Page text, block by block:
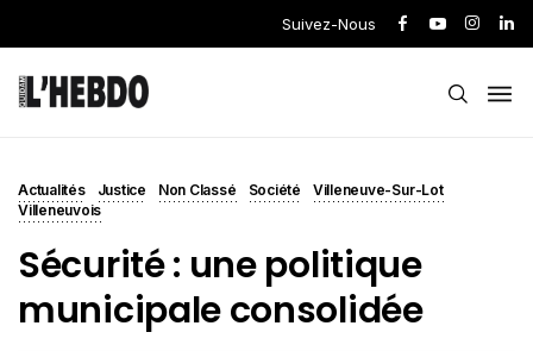
Suivez-Nous
Actualités Justice Non Classé Société
Villeneuve-Sur-Lot
Villeneuvois
Sécurité : une politique
municipale consolidée